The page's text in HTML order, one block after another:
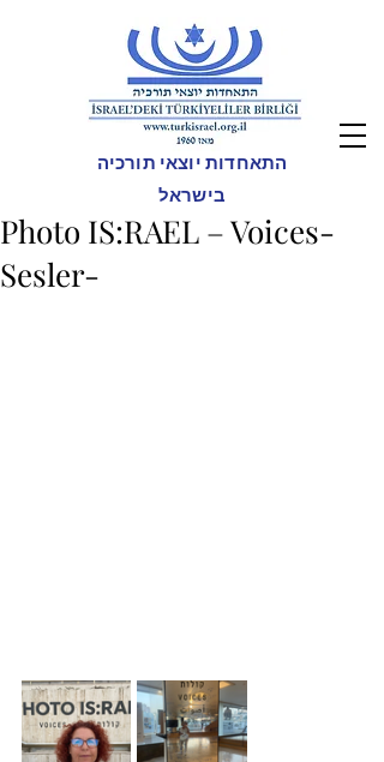
התאחדות יוצאי תורכיה
בישראל
Photo IS:RAEL – Voices-
Sesler-